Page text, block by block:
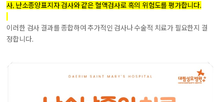
사, 난소종양표지자 검사와 같은 혈액검사로 혹의 위험도를 평가합니다.
이러한 검사 결과를 종합하여 추가적인 검사나 수술적 치료가 필요한지 결
정합니다.